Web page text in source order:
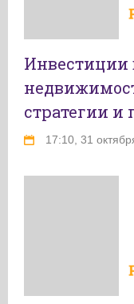
стратегии и
17:10, 31